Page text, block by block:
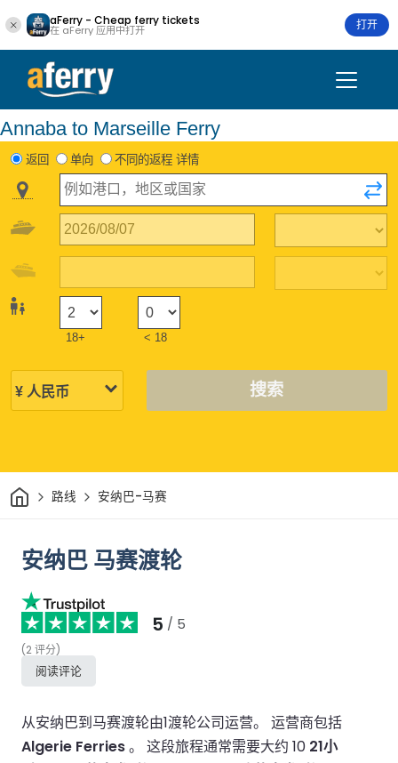
aFerry - Cheap ferry tickets
在 aFerry 应用中打开 打开
Annaba to Marseille Ferry
返回 单向 不同的返程 详情
18+ < 18
搜索
家 路线 安纳巴-马赛
安纳巴 马赛渡轮
5 / 5
(2评分)
阅读评论
从安纳巴到马赛渡轮由1渡轮公司运营。 运营商包括
Algerie Ferries。 这段旅程通常需要大约 10 21小